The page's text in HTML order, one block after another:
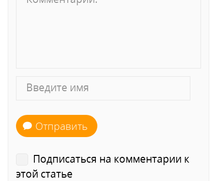
Отправить
Подписаться на комментарии к
этой статье